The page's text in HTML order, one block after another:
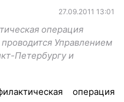
27.09.2011 13:01
операция
Управлением
Петербургу и
операция